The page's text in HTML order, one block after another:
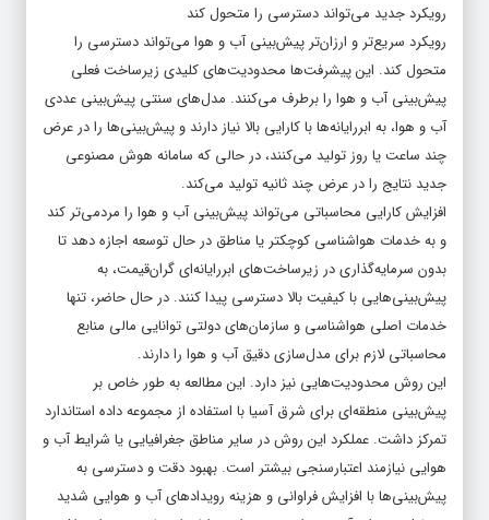
رویکرد جدید می‌تواند دسترسی را متحول کند
رویکرد سریع‌تر و ارزان‌تر پیش‌بینی آب و هوا می‌تواند دسترسی را
متحول کند. این پیشرفت‌ها محدودیت‌های کلیدی زیرساخت فعلی
پیش‌بینی آب و هوا را برطرف می‌کنند. مدل‌های سنتی پیش‌بینی عددی
آب و هوا، به ابررایانه‌ها با کارایی بالا نیاز دارند و پیش‌بینی‌ها را در عرض
چند ساعت یا روز تولید می‌کنند، در حالی که سامانه هوش مصنوعی
جدید نتایج را در عرض چند ثانیه تولید می‌کند.
افزایش کارایی محاسباتی می‌تواند پیش‌بینی آب و هوا را مردمی‌تر کند
و به خدمات هواشناسی کوچکتر یا مناطق در حال توسعه اجازه دهد تا
بدون سرمایه‌گذاری در زیرساخت‌های ابررایانه‌ای گران‌قیمت، به
پیش‌بینی‌هایی با کیفیت بالا دسترسی پیدا کنند. در حال حاضر، تنها
خدمات اصلی هواشناسی و سازمان‌های دولتی توانایی مالی منابع
محاسباتی لازم برای مدل‌سازی دقیق آب و هوا را دارند.
این روش محدودیت‌هایی نیز دارد. این مطالعه به طور خاص بر
پیش‌بینی منطقه‌ای برای شرق آسیا با استفاده از مجموعه داده استاندارد
تمرکز داشت. عملکرد این روش در سایر مناطق جغرافیایی یا شرایط آب و
هوایی نیازمند اعتبارسنجی بیشتر است. بهبود دقت و دسترسی به
پیش‌بینی‌ها با افزایش فراوانی و هزینه رویدادهای آب و هوایی شدید